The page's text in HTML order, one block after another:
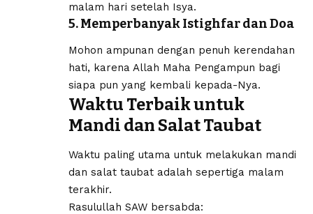
malam hari setelah Isya.
5. Memperbanyak Istighfar dan Doa
Mohon ampunan dengan penuh kerendahan
hati, karena Allah Maha Pengampun bagi
siapa pun yang kembali kepada-Nya.
Waktu Terbaik untuk
Mandi dan Salat Taubat
Waktu paling utama untuk melakukan mandi
dan salat taubat adalah sepertiga malam
terakhir.
Rasulullah SAW bersabda: